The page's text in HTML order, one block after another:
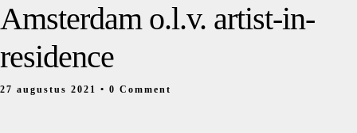
Amsterdam o.l.v. artist-in-
residence
27 augustus 2021 • 0 Comment